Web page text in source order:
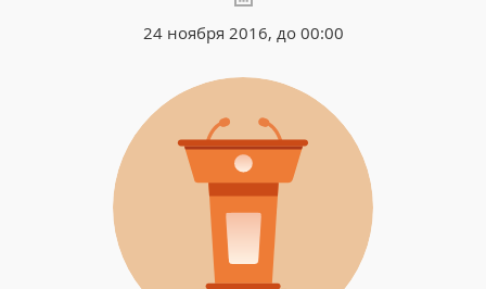
24 ноября 2016, до 00:00